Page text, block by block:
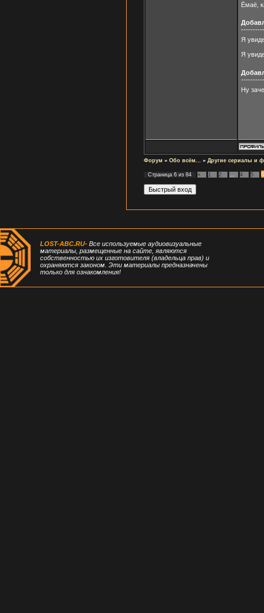
Ёмаё,
Я
Я
Ну
Форум » Обо всём... » Другие сериалы и
Страница 6 из 84 « 1 2 4 5 6
LOST-ABC.RU- Все используемые аудиовизуальные
материалы, размещенные на сайте, являются
собственностью их изготовителя (владельца прав) и
охраняются законом. Эти материалы предназначены
только для ознакомления!